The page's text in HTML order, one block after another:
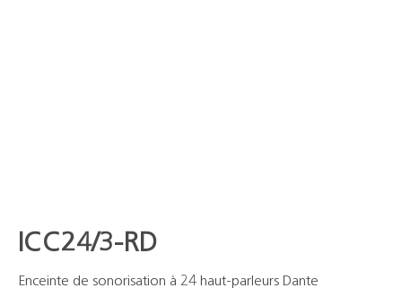
ICC24/3-RD
Enceinte de sonorisation à 24 haut-parleurs Dante